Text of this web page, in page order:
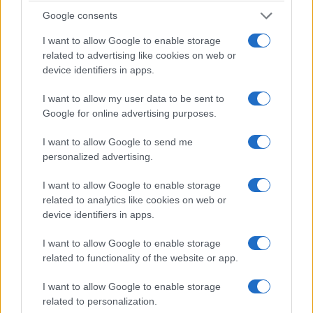
Google consents
I want to allow Google to enable storage
related to advertising like cookies on web or
device identifiers in apps.
I want to allow my user data to be sent to
Google for online advertising purposes.
I want to allow Google to send me
personalized advertising.
I want to allow Google to enable storage
related to analytics like cookies on web or
device identifiers in apps.
I want to allow Google to enable storage
related to functionality of the website or app.
I want to allow Google to enable storage
related to personalization.
Israele, nel quale furono uccise 38 persone, tra cui
13 bambini.
visitatori presenti a Mauthausen. Secondo quanto
riportato, una donna avrebbe contestato ai ragazzi
la scelta di esibire quei simboli proprio all’interno
del memoriale, ricordando la natura del luogo.